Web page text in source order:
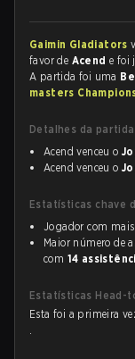
Gaimin Gladiators
favor de Acende foi
A partida foi uma
masters
Detalhes da partida
Acend venceu o
Acend venceu o
Estatísticas chave
Jogador com
Maior número de
com 14
Estatísticas Head-
Esta foi a primeira
.